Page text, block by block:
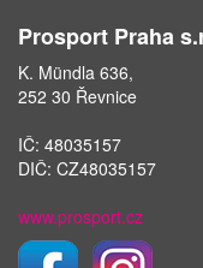
Prosport Praha
K. Mündla 636,
252 30 Řevnice
IČ: 48035157
DIČ: CZ48035157
www.prosport.cz